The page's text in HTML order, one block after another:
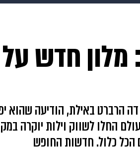
תשעה חודשים מתכונים
חדש
הרברט באילת, הודיעה שהוא
החלו לשווק וילות יוקרה
הכל כלול. חדשות החופש